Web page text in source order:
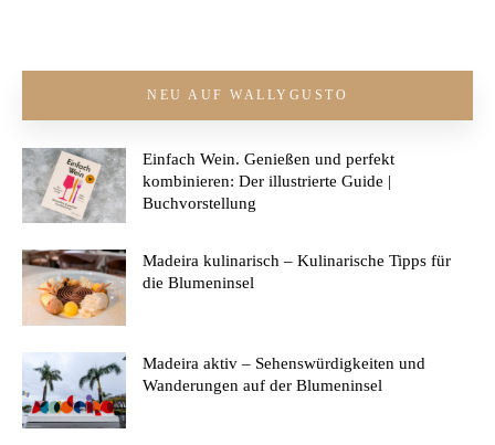
NEU AUF WALLYGUSTO
Einfach Wein. Genießen und perfekt
kombinieren: Der illustrierte Guide |
Buchvorstellung
Madeira kulinarisch – Kulinarische Tipps für
die Blumeninsel
Madeira aktiv – Sehenswürdigkeiten und
Wanderungen auf der Blumeninsel